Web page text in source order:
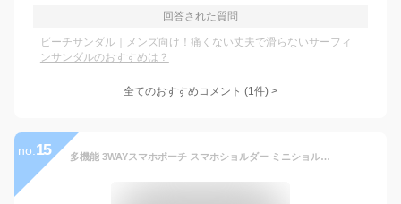
回答された質問
ビーチサンダル｜メンズ向け！痛くない丈夫で滑らないサーフィ
ンサンダルのおすすめは？
全てのおすすめコメント (1件) >
no. 15 多機能 3WAYスマホポーチ スマホショルダー ミニショルダー ショルダーポーチ ポシェット ベルトポーチ ヒップバッグ 携帯 ポーチ バッグ 斜め掛け 肩掛け 軽量 2台持ち ダブルジッパー ウエストベルト ショルダーベルト付き 撥水 防傷加工 A6ノート 6.7インチスマホ対応